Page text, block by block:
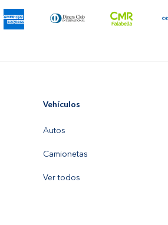
Vehículos
Autos
Camionetas
Ver todos